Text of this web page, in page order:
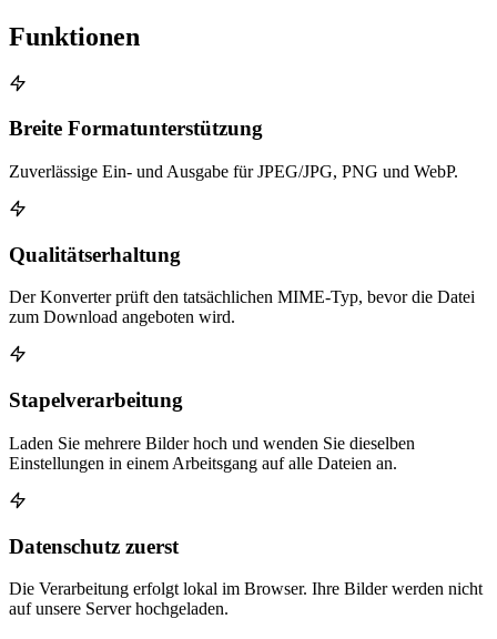
Funktionen
Breite Formatunterstützung
Zuverlässige Ein- und Ausgabe für JPEG/JPG, PNG und WebP.
Qualitätserhaltung
Der Konverter prüft den tatsächlichen MIME-Typ, bevor die Datei
zum Download angeboten wird.
Stapelverarbeitung
Laden Sie mehrere Bilder hoch und wenden Sie dieselben
Einstellungen in einem Arbeitsgang auf alle Dateien an.
Datenschutz zuerst
Die Verarbeitung erfolgt lokal im Browser. Ihre Bilder werden nicht
auf unsere Server hochgeladen.